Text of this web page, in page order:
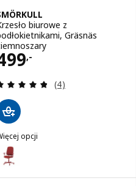
biurowe z
Gräsnäs
,- 499,-
Recenzja: 4.8 z 5
(4)
opcji
SMÖRKULL, Krzesło